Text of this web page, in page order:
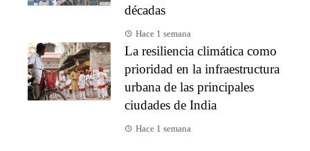
décadas
Hace 1 semana
La resiliencia climática como
prioridad en la infraestructura
urbana de las principales
ciudades de India
Hace 1 semana